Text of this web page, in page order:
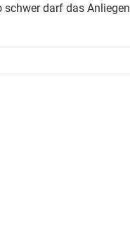
schwer darf das Anliegen